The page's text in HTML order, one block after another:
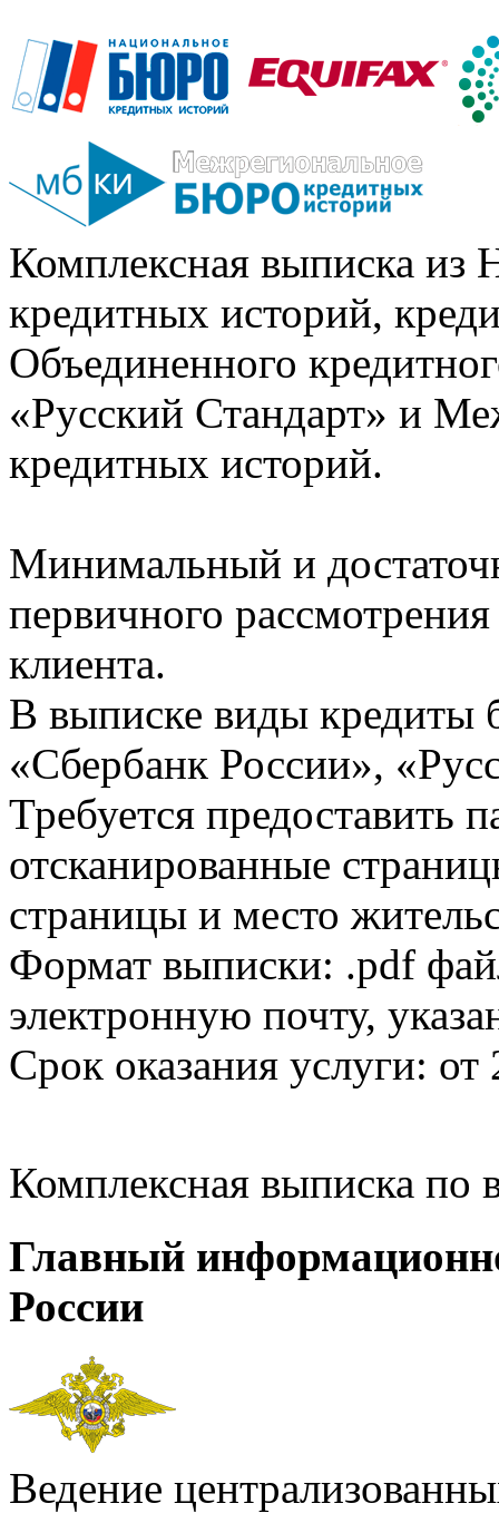
Комплексная выписка из
кредитных историй,
Объединенного
«Русский Стандарт» и
кредитных историй.
Минимальный и
первичного
клиента.
В выписке виды кредиты
«Сбербанк России»,
Требуется предоставить
отсканированные
страницы и место
Формат выписки: .pdf
электронную почту,
Срок оказания услуги: от
Комплексная выписка
Главный
России
Ведение